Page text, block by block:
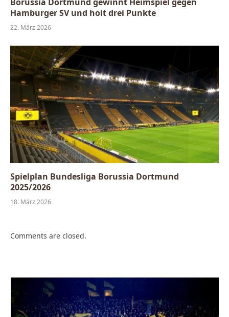
Hamburger SV und holt drei Punkte
22. März 2026
Spielplan Bundesliga Borussia Dortmund
2025/2026
18. März 2026
Comments are closed.